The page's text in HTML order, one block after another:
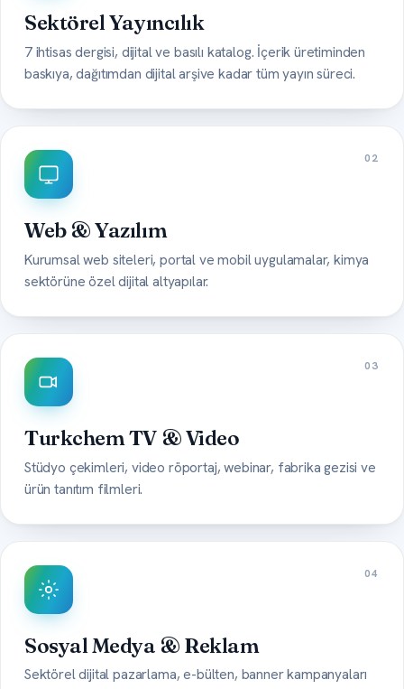
Sektörel Yayıncılık
7 ihtisas dergisi, dijital ve basılı katalog. İçerik üretiminden
baskıya, dağıtımdan dijital arşive kadar tüm yayın süreci.
02
Web & Yazılım
Kurumsal web siteleri, portal ve mobil uygulamalar, kimya
sektörüne özel dijital altyapılar.
03
Turkchem TV & Video
Stüdyo çekimleri, video röportaj, webinar, fabrika gezisi ve
ürün tanıtım filmleri.
04
Sosyal Medya & Reklam
Sektörel dijital pazarlama, e-bülten, banner kampanyaları